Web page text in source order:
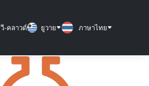
วี-คลาวด์ ยูวาย ภาษาไทย